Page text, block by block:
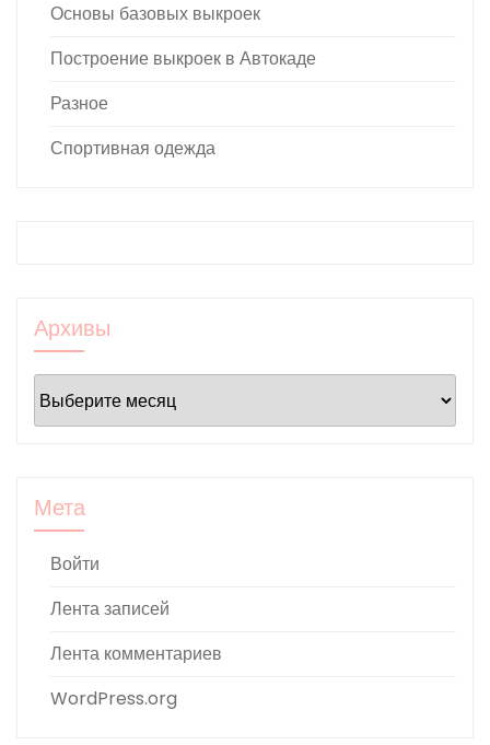
Основы базовых выкроек
Построение выкроек в Автокаде
Разное
Спортивная одежда
Архивы
Архивы
Мета
Войти
Лента записей
Лента комментариев
WordPress.org